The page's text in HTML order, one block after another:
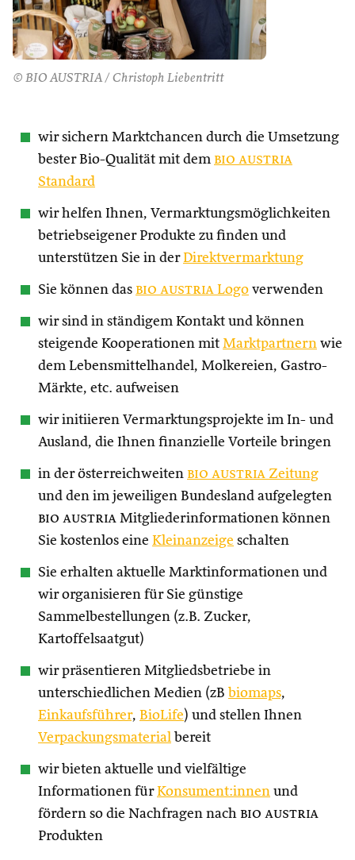
© BIO AUSTRIA / Christoph Liebentritt
wir sichern Marktchancen durch die Umsetzung
bester Bio-Qualität mit dem bio austria
Standard
wir helfen Ihnen, Vermarktungsmöglichkeiten
betriebseigener Produkte zu finden und
unterstützen Sie in derDirektvermarktung
Sie können das bio austria Logo verwenden
wir sind in ständigem Kontakt und können
steigende Kooperationen mit Marktpartnern wie
dem Lebensmittelhandel, Molkereien, Gastro-
Märkte, etc. aufweisen
wir initiieren Vermarktungsprojekte im In- und
Ausland, die Ihnen finanzielle Vorteile bringen
in der österreichweiten bio austria Zeitung
und den im jeweiligen Bundesland aufgelegten
bio austria Mitgliederinformationen können
Sie kostenlos eine Kleinanzeige schalten
Sie erhalten aktuelle Marktinformationen und
wir organisieren für Sie günstige
Sammelbestellungen (z.B. Zucker,
Kartoffelsaatgut)
wir präsentieren Mitgliedsbetriebe in
unterschiedlichen Medien (zB biomaps,
Einkaufsführer, BioLife) und stellen Ihnen
Verpackungsmaterial bereit
wir bieten aktuelle und vielfältige
Informationen fürKonsument:innen und
fördern so die Nachfragen nach bio austria
Produkten